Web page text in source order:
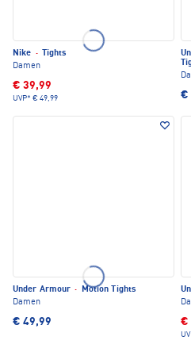
Nike ·
Tights
Damen
€ 39,99
UVP* € 49,99 €
Under Armour ·
Motion Tights
Damen
€ 49,99 €